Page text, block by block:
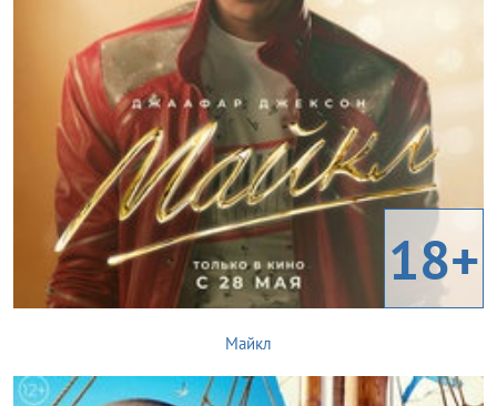
18+
Майкл